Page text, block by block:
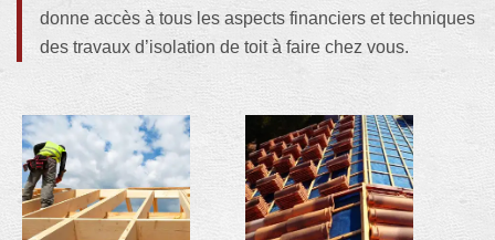
donne accès à tous les aspects financiers et techniques
des travaux d’isolation de toit à faire chez vous.